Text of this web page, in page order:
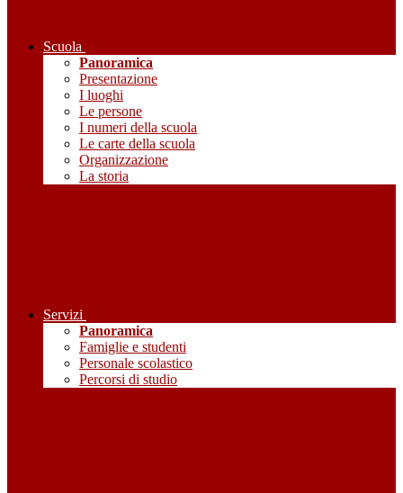
Scuola
Panoramica
Presentazione
I luoghi
Le persone
I numeri della scuola
Le carte della scuola
Organizzazione
La storia
Servizi
Panoramica
Famiglie e studenti
Personale scolastico
Percorsi di studio